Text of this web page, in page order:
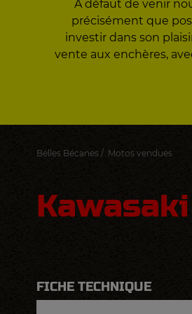
A défaut de venir
précisément que
investir dans son
vente aux enchères,
Belles Bécanes / Motos vendues
FICHE TECHNIQUE